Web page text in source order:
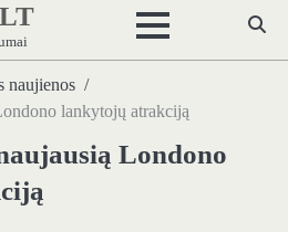
naujienos
lankytojų atrakciją
Londono